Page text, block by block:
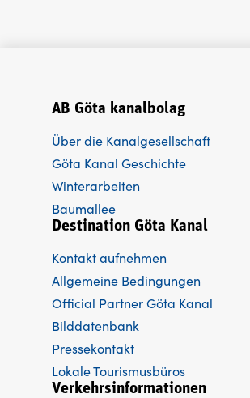
AB Göta kanalbolag
Über die Kanalgesellschaft
Göta Kanal Geschichte
Winterarbeiten
Baumallee
Destination Göta Kanal
Kontakt aufnehmen
Allgemeine Bedingungen
Official Partner Göta Kanal
Bilddatenbank
Pressekontakt
Lokale Tourismusbüros
Verkehrsinformationen